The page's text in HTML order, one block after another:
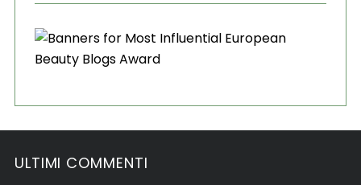
ULTIMI COMMENTI